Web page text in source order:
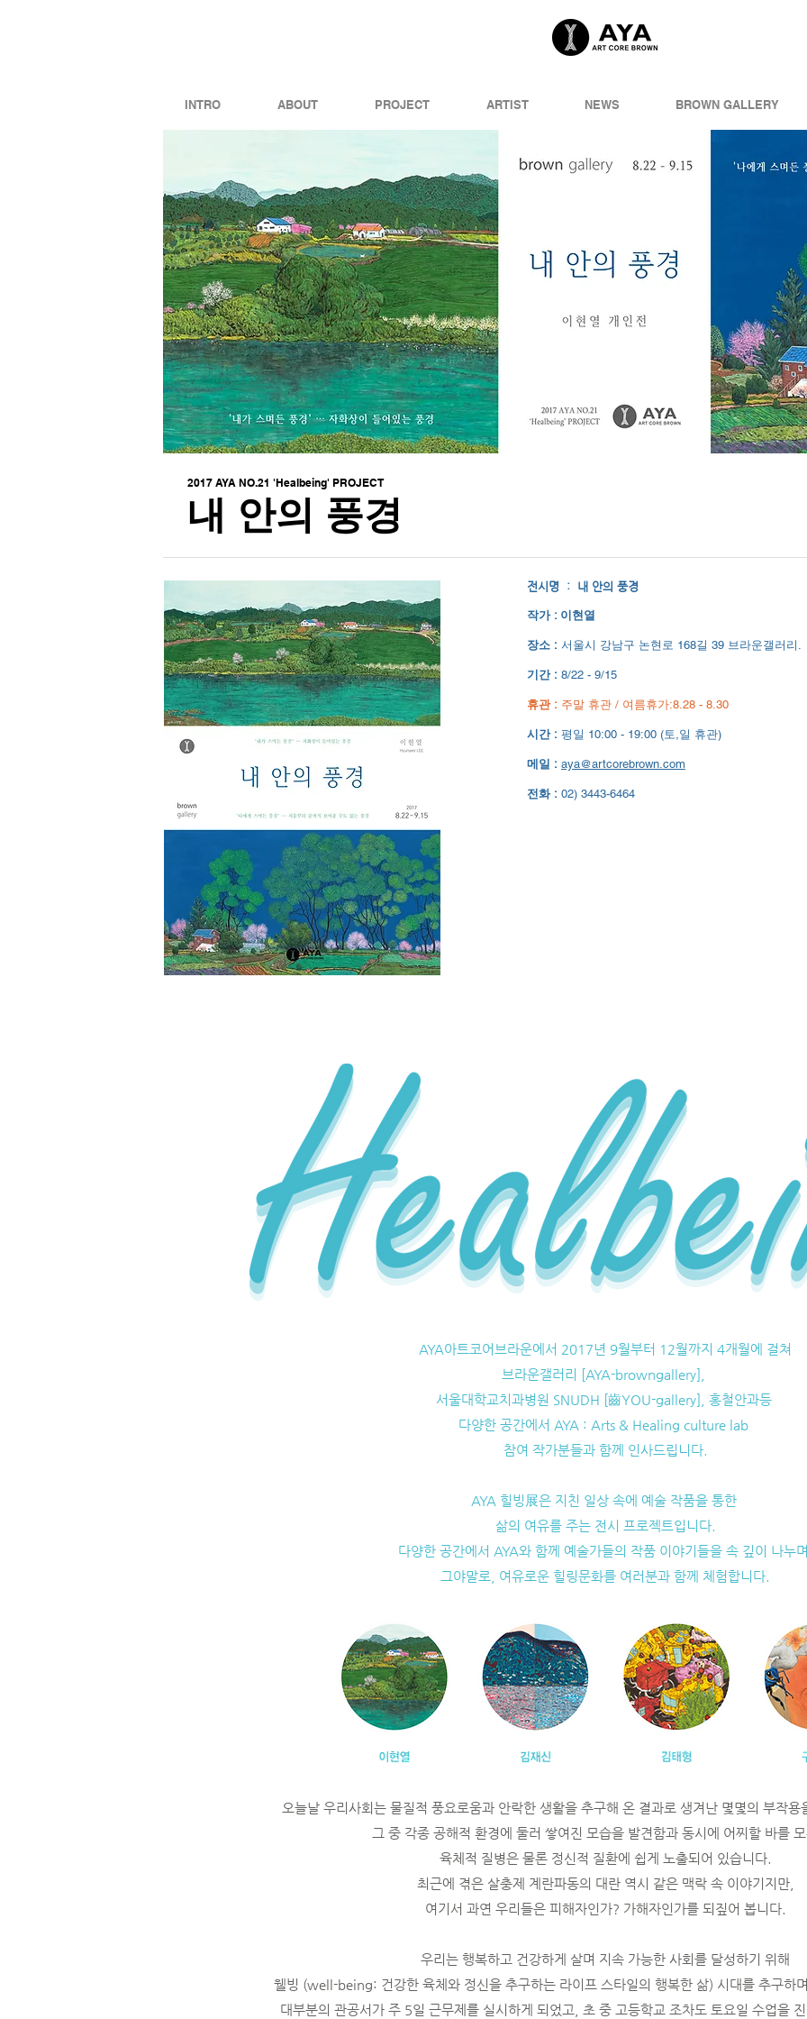
INTRO ABOUT PROJECT ARTIST NEWS BROWN GALLERY
2017 AYA NO.21 'Healbeing' PROJECT
내 안의 풍경
전시명 : 내 안의 풍경
작가 : 이현열
장소 : 서울시 강남구 논현로 168길 39 브라운갤러리.
기간 : 8/22 - 9/15​
휴관 : 주말 휴관 / 여름휴가:8.28 - 8.30
시간 : 평일 10:00 - 19:00 (토,일 휴관)
메일 : aya@artcorebrown.com
전화 : 02) 3443-6464
AYA아트코어브라운에서 2017년 9월부터 12월까지 4개월에 걸쳐
브라운갤러리 [AYA-browngallery],
서울대학교치과병원 SNUDH [齒YOU-gallery], 홍철안과등
다양한 공간에서 AYA : Arts & Healing culture lab
참여 작가분들과 함께 인사드립니다.
AYA 힐빙展은 지친 일상 속에 예술 작품을 통한
삶의 여유를 주는 전시 프로젝트입니다.
다양한 공간에서 AYA와 함께 예술가들의 작품 이야기들을 속 깊이 나누
그야말로, 여유로운 힐링문화를 여러분과 함께 체험합니다.
오늘날 우리사회는 물질적 풍요로움과 안락한 생활을 추구해 온 결과로 생겨난 몇몇의 부작용
그 중 각종 공해적 환경에 둘러 쌓여진 모습을 발견함과 동시에 어찌할 바를
육체적 질병은 물론 정신적 질환에 쉽게 노출되어 있습니다.
최근에 겪은 살충제 계란파동의 대란 역시 같은 맥락 속 이야기지만,
여기서 과연 우리들은 피해자인가? 가해자인가를 되짚어 봅니다.
우리는 행복하고 건강하게 살며 지속 가능한 사회를 달성하기 위해
웰빙 (well-being: 건강한 육체와 정신을 추구하는 라이프 스타일의 행복한 삶) 시대를 추구하
대부분의 관공서가 주 5일 근무제를 실시하게 되었고, 초 중 고등학교 조차도 토요일 수업을